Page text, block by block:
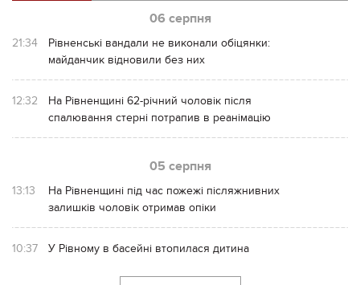
06 серпня
21:34
Рівненські вандали не виконали обіцянки:
майданчик відновили без них
12:32
На Рівненщині 62-річний чоловік після
спалювання стерні потрапив в реанімацію
05 серпня
13:13
На Рівненщині під час пожежі післяжнивних
залишків чоловік отримав опіки
10:37 У Рівному в басейні втопилася дитина